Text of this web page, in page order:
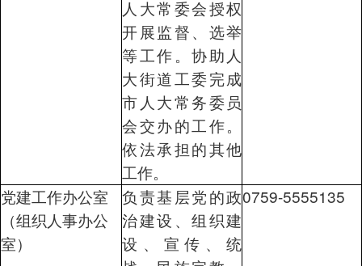
人大常委会授权
开展监督、选举
等工作。协助人
大街道工委完成
市人大常务委员
会交办的工作。
依法承担的其他
工作。
党建工作办公室
（组织人事办公
室）
负责基层党的政
治建设、组织建
设、宣传、统
0759-5555135